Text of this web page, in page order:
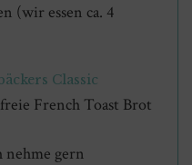
(wir essen ca. 4
Classic
French Toast Brot
nehme gern